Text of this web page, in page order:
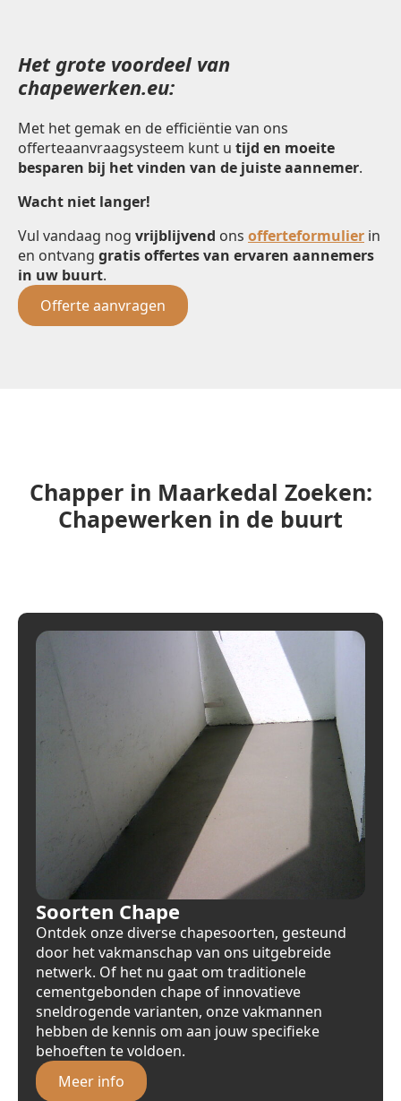
Het grote voordeel van
chapewerken.eu:
Met het gemak en de efficiëntie van ons
offerteaanvraagsysteem kunt u tijd en moeite
besparen bij het vinden van de juiste aannemer.
Wacht niet langer!
Vul vandaag nog vrijblijvend ons offerteformulier in
en ontvang gratis offertes van ervaren aannemers
in uw buurt.
Offerte aanvragen
Chapper in Maarkedal Zoeken:
Chapewerken in de buurt
Soorten Chape
Ontdek onze diverse chapesoorten, gesteund
door het vakmanschap van ons uitgebreide
netwerk. Of het nu gaat om traditionele
cementgebonden chape of innovatieve
sneldrogende varianten, onze vakmannen
hebben de kennis om aan jouw specifieke
behoeften te voldoen.
Meer info